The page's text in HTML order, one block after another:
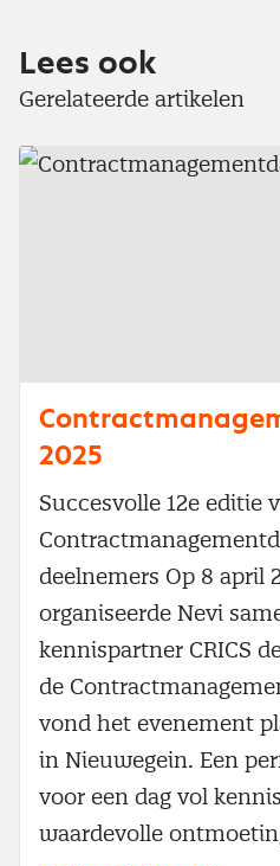
Lees ook
Gerelateerde artikelen
2025
Succesvolle 12e editie
deelnemers Op 8 april
organiseerde Nevi
kennispartner CRICS
de
vond het evenement
in Nieuwegein. Een
voor een dag vol
waardevolle